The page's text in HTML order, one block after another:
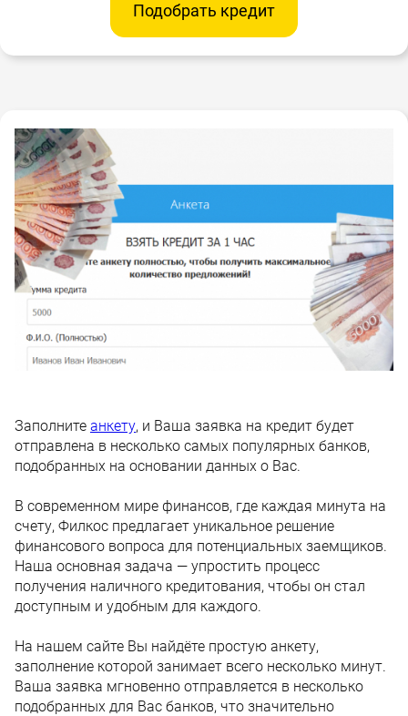
Подобрать кредит
Заполните анкету, и Ваша заявка на кредит будет
отправлена в несколько самых популярных банков,
подобранных на основании данных о Вас.
В современном мире финансов, где каждая минута на
счету, Филкос предлагает уникальное решение
финансового вопроса для потенциальных заемщиков.
Наша основная задача — упростить процесс
получения наличного кредитования, чтобы он стал
доступным и удобным для каждого.
На нашем сайте Вы найдёте простую анкету,
заполнение которой занимает всего несколько минут.
Ваша заявка мгновенно отправляется в несколько
подобранных для Вас банков, что значительно